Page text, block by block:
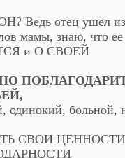
Ведь отец ушел из
мамы, знаю, что ее
и О СВОЕЙ
больной,
СВОИ